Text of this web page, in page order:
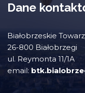
Dane
Białobrzeskie
26-800 Białobrzegi
ul. Reymonta 11/1A
email: